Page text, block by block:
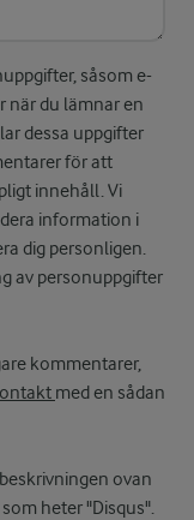
såsom e-
när du lämnar en
dessa uppgifter
för att
innehåll. Vi
information i
dig personligen.
av personuppgifter
kommentarer,
med en sådan
ovan
heter "Disqus".